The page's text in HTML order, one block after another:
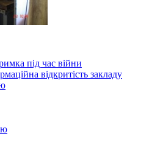
під час війни
відкритість закладу